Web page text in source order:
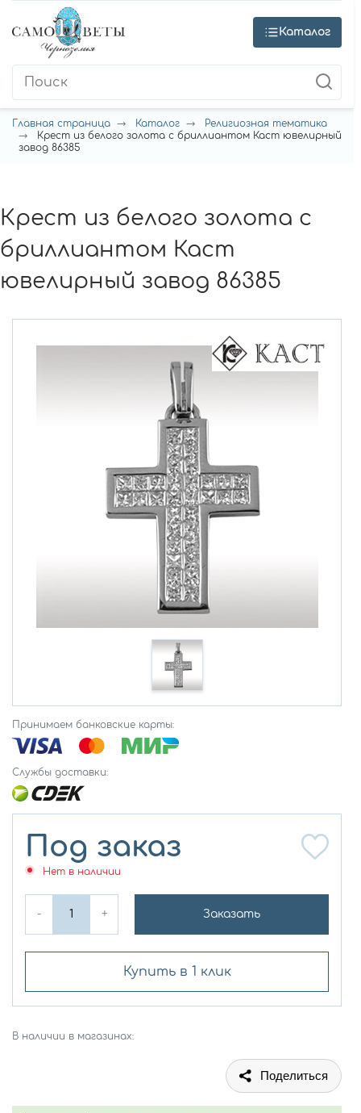
Каталог
Главная страница Каталог
Религиозная тематика
Крест из белого золота с бриллиантом Каст ювелирный
завод 86385
Крест из белого золота с
бриллиантом Каст
ювелирный завод 86385
Принимаем банковские карты:
Службы доставки:
Под заказ
Нет в наличии
- + Заказать
Купить в 1 клик
В наличии в магазинах:
Поделиться